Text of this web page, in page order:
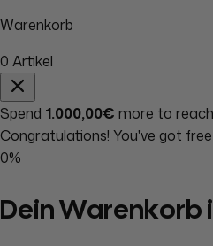
Warenkorb
0 Artikel
Spend 1.000,00€ more to reach
Congratulations! You've got free
0%
Dein Warenkorb